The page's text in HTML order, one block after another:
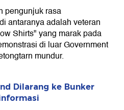
pengunjuk rasa
antaranya adalah veteran
Shirts" yang marak pada
di luar Government
mundur.
Dilarang ke Bunker